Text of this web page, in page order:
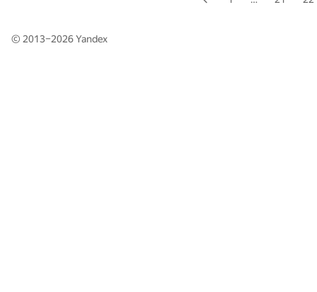
© 2013–2026Yandex